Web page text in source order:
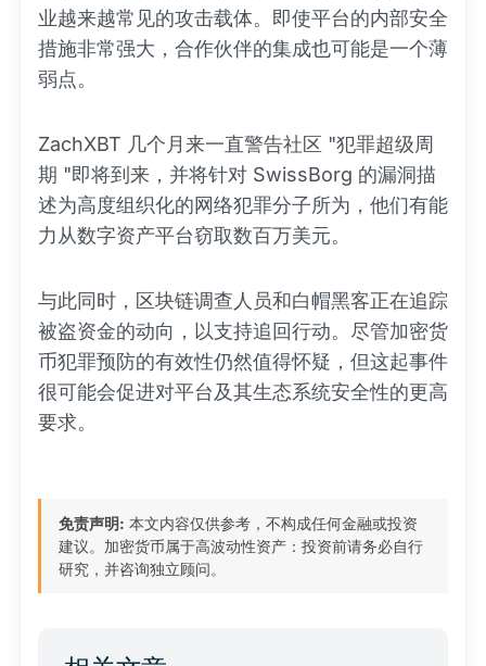
业越来越常见的攻击载体。即使平台的内部安全
措施非常强大，合作伙伴的集成也可能是一个薄
弱点。
ZachXBT 几个月来一直警告社区 "犯罪超级周
期 "即将到来，并将针对 SwissBorg 的漏洞描
述为高度组织化的网络犯罪分子所为，他们有能
力从数字资产平台窃取数百万美元。
与此同时，区块链调查人员和白帽黑客正在追踪
被盗资金的动向，以支持追回行动。尽管加密货
币犯罪预防的有效性仍然值得怀疑，但这起事件
很可能会促进对平台及其生态系统安全性的更高
要求。
免责声明: 本文内容仅供参考，不构成任何金融或投资
建议。加密货币属于高波动性资产：投资前请务必自行
研究，并咨询独立顾问。